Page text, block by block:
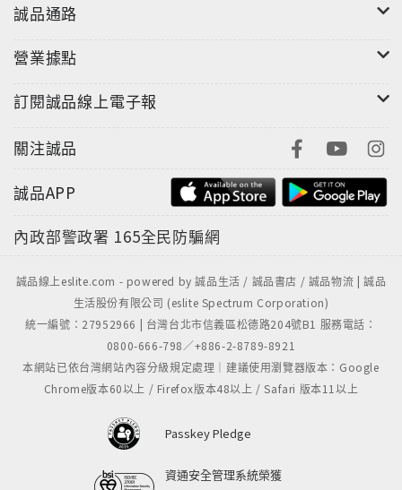
誠品通路
營業據點
訂閱誠品線上電子報
關注誠品
誠品APP
內政部警政署 165全民防騙網
誠品線上eslite.com - powered by 誠品生活 / 誠品書店 / 誠品物流 | 誠品
生活股份有限公司 (eslite Spectrum Corporation)
統一編號：27952966 | 台灣台北市信義區松德路204號B1 服務電話：
0800-666-798／+886-2-8789-8921
本網站已依台灣網站內容分級規定處理｜建議使用瀏覽器版本：Google
Chrome版本60以上 / Firefox版本48以上 / Safari 版本11以上
Passkey Pledge
資通安全管理系統榮獲